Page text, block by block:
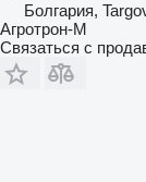
Болгария,
Агротрон-М
Связаться с